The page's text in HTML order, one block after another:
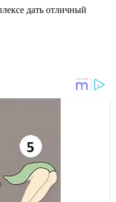
дать отличный